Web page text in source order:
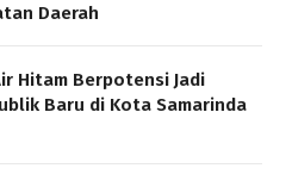
Daerah
Hitam Berpotensi Jadi
Baru di Kota Samarinda